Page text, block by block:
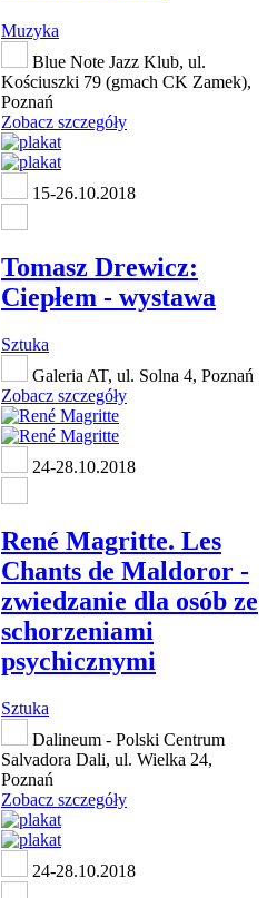
Muzyka
Blue Note Jazz Klub, ul.
Kościuszki 79 (gmach CK Zamek),
Poznań
Zobacz szczegóły
15-26.10.2018
Tomasz Drewicz:
Ciepłem - wystawa
Sztuka
Galeria AT, ul. Solna 4, Poznań
Zobacz szczegóły
24-28.10.2018
René Magritte. Les
Chants de Maldoror -
zwiedzanie dla osób ze
schorzeniami
psychicznymi
Sztuka
Dalineum - Polski Centrum
Salvadora Dali, ul. Wielka 24,
Poznań
Zobacz szczegóły
24-28.10.2018